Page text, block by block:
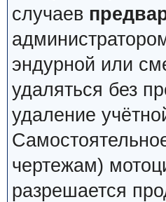
случаев
эндурной или
удаляться без
удаление
чертежам)
разрешается